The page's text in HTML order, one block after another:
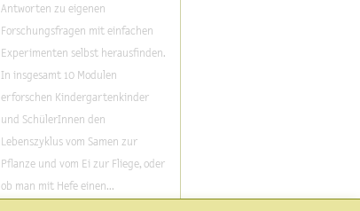
Antworten zu eigenen
Forschungsfragen mit einfachen
Experimenten selbst herausfinden.
In insgesamt 10 Modulen
erforschen Kindergartenkinder
und SchülerInnen den
Lebenszyklus vom Samen zur
Pflanze und vom Ei zur Fliege, oder
ob man mit Hefe einen...